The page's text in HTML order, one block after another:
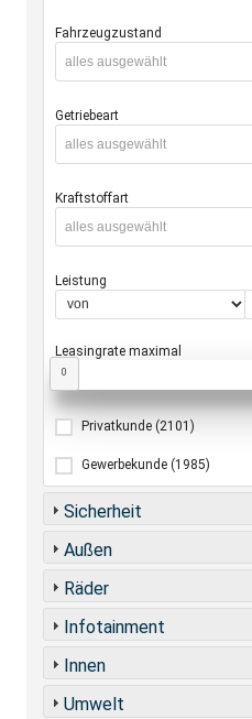
Fahrzeugzustand
alles ausgewählt
Getriebeart
alles ausgewählt
Kraftstoffart
alles ausgewählt
Leistung
Leasingrate maximal
0
Privatkunde (2101)
Gewerbekunde (1985)
Sicherheit
Außen
Räder
Infotainment
Innen
Umwelt